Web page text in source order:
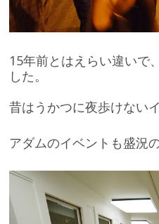
15年前とはえらい違いで
した。
昔はうかつに夜歩けない
アダムのイベントも盛況の